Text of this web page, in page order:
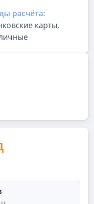
расчёта:
карты,